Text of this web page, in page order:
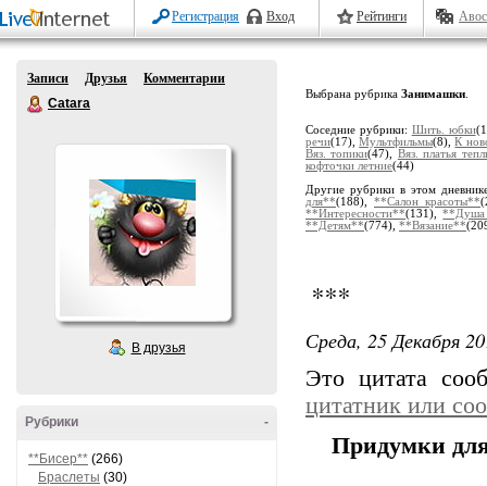
Регистрация Вход Рейтинги
Записи Друзья
Комментарии
Catara
В друзья
-
Рубрики
**Бисер** (266)
Браслеты (30)
Выбрана рубрика Занимашки
Соседние рубрики: Шить. юбки
речи(17),Мультфильмы(8),К
Вяз. топики(47), Вяз. платья
кофточки летние(44)
Другие рубрики в этом
для**(188), **Салон красоты**
**Интересности**(131),**Душа
**Детям**(774), **Вязание**
***
Среда, 25 Декабря
Это цитата
цитатник или
Придумки